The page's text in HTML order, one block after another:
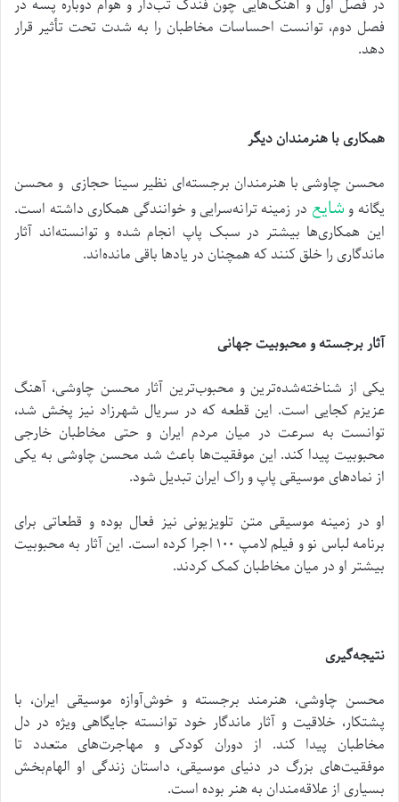
در فصل اول و آهنگ‌هایی چون فندک تب‌دار و هوام دوباره پسه در
فصل دوم، توانست احساسات مخاطبان را به شدت تحت تأثیر قرار
دهد.
همکاری با هنرمندان دیگر
محسن چاوشی با هنرمندان برجسته‌ای نظیر سینا حجازی و محسن
یگانه وشایع در زمینه ترانه‌سرایی و خوانندگی همکاری داشته است.
این همکاری‌ها بیشتر در سبک پاپ انجام شده و توانسته‌اند آثار
ماندگاری را خلق کنند که همچنان در یادها باقی مانده‌اند.
آثار برجسته و محبوبیت جهانی
یکی از شناخته‌شده‌ترین و محبوب‌ترین آثار محسن چاوشی، آهنگ
عزیزم کجایی است. این قطعه که در سریال شهرزاد نیز پخش شد،
توانست به سرعت در میان مردم ایران و حتی مخاطبان خارجی
محبوبیت پیدا کند. این موفقیت‌ها باعث شد محسن چاوشی به یکی
از نمادهای موسیقی پاپ و راک ایران تبدیل شود.
او در زمینه موسیقی متن تلویزیونی نیز فعال بوده و قطعاتی برای
برنامه لباس نو و فیلم لامپ ۱۰۰ اجرا کرده است. این آثار به محبوبیت
بیشتر او در میان مخاطبان کمک کردند.
نتیجه‌گیری
محسن چاوشی، هنرمند برجسته و خوش‌آوازه موسیقی ایران، با
پشتکار، خلاقیت و آثار ماندگار خود توانسته جایگاهی ویژه در دل
مخاطبان پیدا کند. از دوران کودکی و مهاجرت‌های متعدد تا
موفقیت‌های بزرگ در دنیای موسیقی، داستان زندگی او الهام‌بخش
بسیاری از علاقه‌مندان به هنر بوده است.